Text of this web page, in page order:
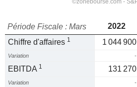
Période Fiscale : Mars 2022
Chiffre d'affaires 1 1 044 900
Variation -
EBITDA 1 131 270
Variation -